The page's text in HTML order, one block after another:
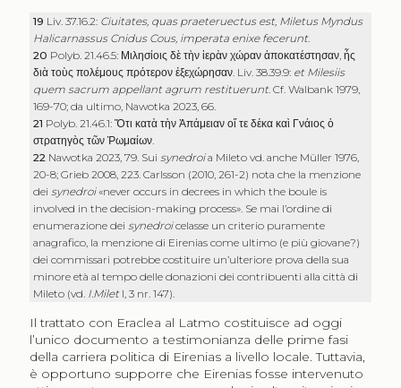
19 Liv. 37.16.2: Ciuitates, quas praeteruectus est, Miletus Myndus
Halicarnassus Cnidus Cous, imperata enixe fecerunt.
20 Polyb. 21.46.5: Μιλησίοις δὲ τὴν ἱερὰν χώραν ἀποκατέστησαν ,ἧς
διὰ τοὺς πολέμους πρότερον ἐξεχώρησαν . Liv. 38.39.9: et Milesiis
quem sacrum appellant agrum restituerunt. Cf. Walbank 1979,
169-70; da ultimo, Nawotka 2023, 66.
21 Polyb. 21.46.1:Ὅτι κατὰ τὴν Ἀπάμειαν οἵ τε δέκα καὶ Γνάιος ὁ
στρατηγὸς τῶν Ῥωμαίων
22 Nawotka 2023, 79. Sui synedroia Mileto vd. anche Müller 1976,
20-8; Grieb 2008, 223. Carlsson (2010, 261-2) nota che la menzione
dei synedroi«never occurs in decrees in which the boule is
involved in the decision-making process». Se mai l’ordine di
enumerazione dei synedroicelasse un criterio puramente
anagrafico, la menzione di Eirenias come ultimo (e più giovane?)
dei commissari potrebbe costituire un’ulteriore prova della sua
minore età al tempo delle donazioni dei contribuenti alla città di
Mileto (vd. I.MiletI, 3 nr. 147).
Il trattato con Eraclea al Latmo costituisce ad oggi
l’unico documento a testimonianza delle prime fasi
della carriera politica di Eirenias a livello locale. Tuttavia,
è opportuno supporre che Eirenias fosse intervenuto